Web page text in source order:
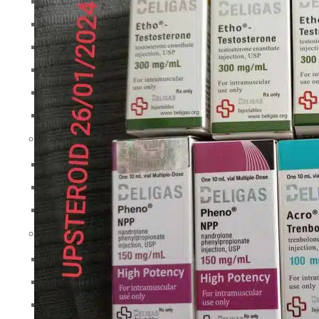
Τειρζεπατίδη
Θυμαλίνη
Θυμοσίνη άλφα
Θυμοσίνη βήτα TB-500
Triptorelin GnRH
Απώλεια βάρους
Ρετατρουτίδη
Semaglutide
Τειρζεπατίδη
Άλλοι
HGH Αυξητική Ορμόνη
Βακτηριοστατικό νερό
Σύριγγες ενδομυϊκής ένεσης